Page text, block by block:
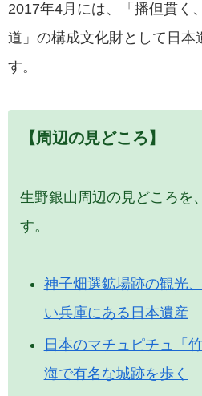
2017年4月には、「播但貫く
道」の構成文化財として日本
す。
【周辺の見どころ】
生野銀山周辺の見どころを
す。
神子畑選鉱場跡の観光
い兵庫にある日本遺産
日本のマチュピチュ「
海で有名な城跡を歩く